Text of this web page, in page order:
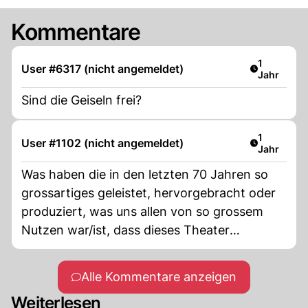
Kommentare
User #6317 (nicht angemeldet) Artikel
1
Jahr
Sind die Geiseln frei?
User #1102 (nicht angemeldet) Artikel
1
Jahr
Was haben die in den letzten 70 Jahren so
grossartiges geleistet, hervorgebracht oder
produziert, was uns allen von so grossem
Nutzen war/ist, dass dieses Theater
gerechtfertigt ist? Es gibt weit über hundert
Rgionen auf der Welt, wo die Bevölkerung
schon länger an Hunger und Durst leidet,
doch davon hör und liest man kaum bis nie
Alle Kommentare anzeigen
Weiterlesen